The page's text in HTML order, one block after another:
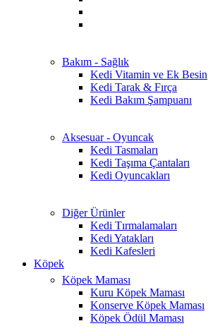
Bakım - Sağlık
Kedi Vitamin ve Ek Besin
Kedi Tarak & Fırça
Kedi Bakım Şampuanı
Aksesuar - Oyuncak
Kedi Tasmaları
Kedi Taşıma Çantaları
Kedi Oyuncakları
Diğer Ürünler
Kedi Tırmalamaları
Kedi Yatakları
Kedi Kafesleri
Köpek
Köpek Maması
Kuru Köpek Maması
Konserve Köpek Maması
Köpek Ödül Maması